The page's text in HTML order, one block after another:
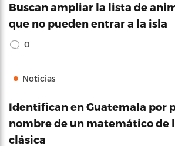
Buscan ampliar la lista de
que no pueden entrar a la isla
0
Noticias
Identifican en Guatemala por
nombre de un matemático de
clásica